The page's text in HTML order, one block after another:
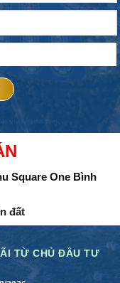
Square One Bình
đất
TỪ CHỦ ĐẦU TƯ